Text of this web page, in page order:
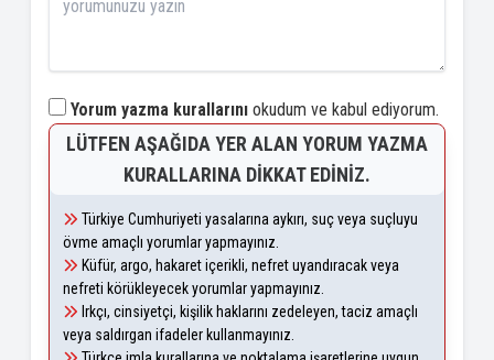
Yorum yazma kurallarını okudum ve kabul ediyorum.
LÜTFEN AŞAĞIDA YER ALAN YORUM YAZMA
KURALLARINA DIKKAT EDINIZ.
Türkiye Cumhuriyeti yasalarına aykırı, suç veya suçluyu
övme amaçlı yorumlar yapmayınız.
Küfür, argo, hakaret içerikli, nefret uyandıracak veya
nefreti körükleyecek yorumlar yapmayınız.
Irkçı, cinsiyetçi, kişilik haklarını zedeleyen, taciz amaçlı
veya saldırgan ifadeler kullanmayınız.